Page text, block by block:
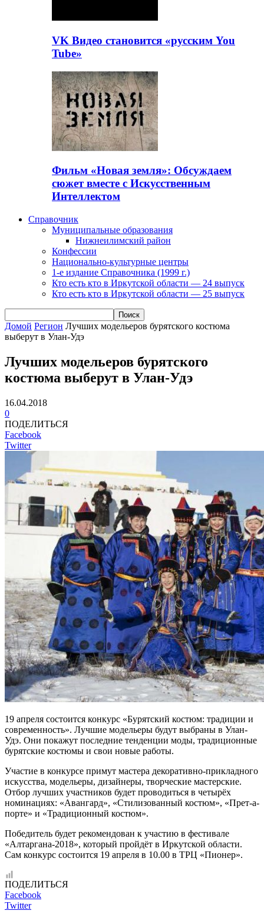
VK Видео становится «русским You
Tube»
Фильм «Новая земля»: Обсуждаем
сюжет вместе с Искусственным
Интеллектом
Справочник
Муниципальные образования
Нижнеилимский район
Конфессии
Национально-культурные центры
1-е издание Справочника (1999 г.)
Кто есть кто в Иркутской области — 24 выпуск
Кто есть кто в Иркутской области — 25 выпуск
Домой Регион Лучших модельеров бурятского костюма
выберут в Улан-Удэ
Лучших модельеров бурятского
костюма выберут в Улан-Удэ
16.04.2018
0
ПОДЕЛИТЬСЯ
Facebook
Twitter
19 апреля состоится конкурс «Бурятский костюм: традиции и
современность». Лучшие модельеры будут выбраны в Улан-
Удэ. Они покажут последние тенденции моды, традиционные
бурятские костюмы и свои новые работы.
Участие в конкурсе примут мастера декоративно-прикладного
искусства, модельеры, дизайнеры, творческие мастерские.
Отбор лучших участников будет проводиться в четырёх
номинациях: «Авангард», «Стилизованный костюм», «Прет-а-
порте» и «Традиционный костюм».
Победитель будет рекомендован к участию в фестивале
«Алтаргана-2018», который пройдёт в Иркутской области.
Сам конкурс состоится 19 апреля в 10.00 в ТРЦ «Пионер».
ПОДЕЛИТЬСЯ
Facebook
Twitter